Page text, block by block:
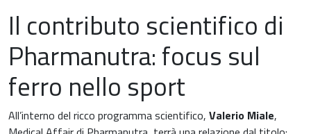
Ginecologia e Ostetricia
Medicina dello sport
Nefrologia
Oncologia
Infiammazioni
Materie prime
Minerali e vitamine
Il contributo scientifico di
Pharmanutra: focus sul
ferro nello sport
All’interno del ricco programma scientifico, Valerio Miale,